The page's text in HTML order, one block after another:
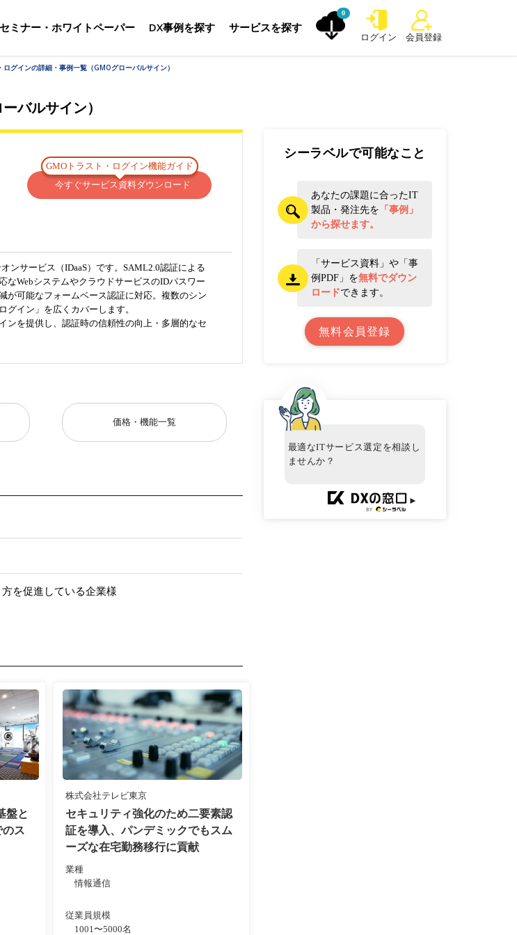
セミナー・ホワイトペーパー DX事例を探す サービスを探す
0
ログイン 会員登録
グインの詳細・事例一覧（GMOグローバルサイン）
バルサイン）
GMOトラスト・ログイン機能ガイド
今すぐサービス資料ダウンロード
ンサービス（IDaaS）です。SAML2.0認証による
なWebシステムやクラウドサービスのIDパスワー
が可能なフォームベース認証に対応。複数のシン
イン」を広くカバーします。
ンを提供し、認証時の信頼性の向上・多層的なセ
価格・機能一覧
を促進している企業様
盤と
のス
株式会社テレビ東京
セキュリティ強化のため二要素認
証を導入、パンデミックでもスム
ーズな在宅勤務移行に貢献
業種
情報通信
従業員規模
1001〜5000名
シーラベルで可能なこと
あなたの課題に合ったIT
製品・発注先を 「事例」
から探せます。
「サービス資料」や「事
例PDF」を無料でダウン
ロードできます。
無料会員登録
最適なITサービス選定を相談し
ませんか？
►